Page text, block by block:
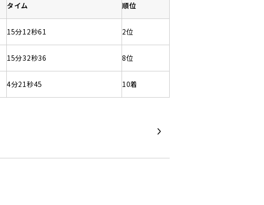
タイム 順位
15分12秒61 2位
15分32秒36 8位
4分21秒45 10着